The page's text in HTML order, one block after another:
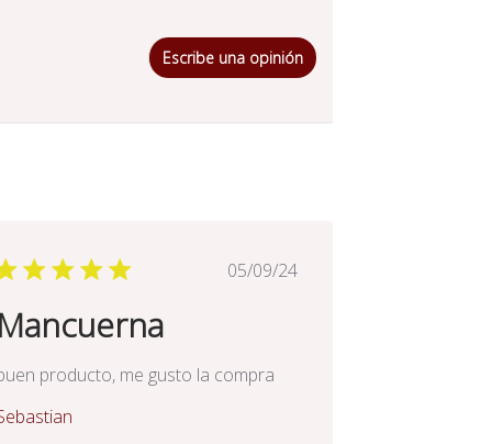
Escribe una opinión
Fecha
05/09/24
Mancuerna
producto, me gusto la compra